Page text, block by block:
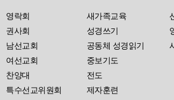
영락회
권사회
남선교회
여선교회
찬양대
특수선교위원회
새가족교육
성경쓰기
공동체 성경읽기
중보기도
전도
제자훈련